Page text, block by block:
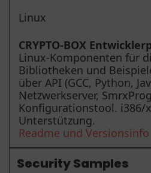
Linux
CRYPTO-BOX
Linux-Komponenten für
Bibliotheken und
über API (GCC, Python,
Netzwerkserver, SmrxProg
Konfigurationstool. i386/
Unterstützung.
Readme und Versionsinfo
Security Samples